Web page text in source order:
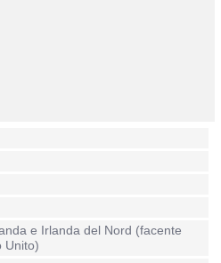
e Irlanda del Nord (facente
Unito)